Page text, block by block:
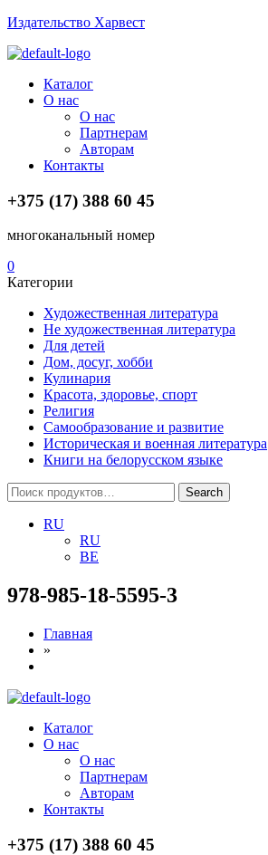
Издательство Харвест
Menu
Каталог
О нас
О нас
Партнерам
Авторам
Контакты
+375 (17) 388 60 45
многоканальный номер
0
Категории
Художественная литература
Не художественная литература
Для детей
Дом, досуг, хобби
Кулинария
Красота, здоровье, спорт
Религия
Самообразование и развитие
Историческая и военная литература
Книги на белорусском языке
Search
for:
Search
RU
RU
BE
978-985-18-5595-3
Главная
»
Menu
Каталог
О нас
О нас
Партнерам
Авторам
Контакты
+375 (17) 388 60 45